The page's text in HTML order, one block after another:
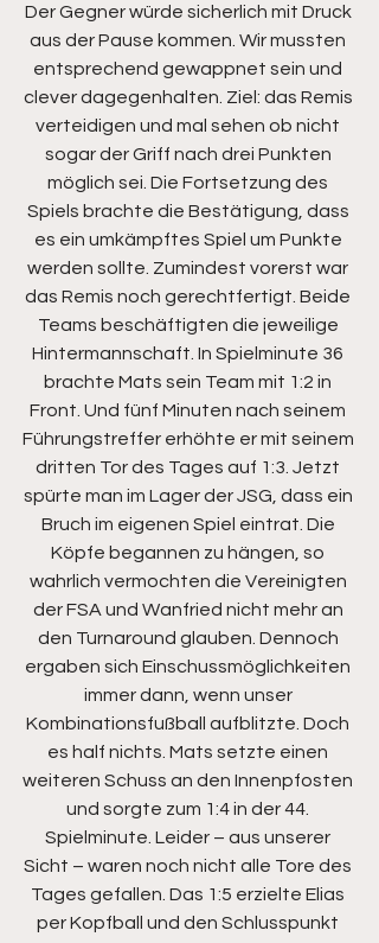
Der Gegner würde sicherlich mit Druck
aus der Pause kommen. Wir mussten
entsprechend gewappnet sein und
clever dagegenhalten. Ziel: das Remis
verteidigen und mal sehen ob nicht
sogar der Griff nach drei Punkten
möglich sei. Die Fortsetzung des
Spiels brachte die Bestätigung, dass
es ein umkämpftes Spiel um Punkte
werden sollte. Zumindest vorerst war
das Remis noch gerechtfertigt. Beide
Teams beschäftigten die jeweilige
Hintermannschaft. In Spielminute 36
brachte Mats sein Team mit 1:2 in
Front. Und fünf Minuten nach seinem
Führungstreffer erhöhte er mit seinem
dritten Tor des Tages auf 1:3. Jetzt
spürte man im Lager der JSG, dass ein
Bruch im eigenen Spiel eintrat. Die
Köpfe begannen zu hängen, so
wahrlich vermochten die Vereinigten
der FSA und Wanfried nicht mehr an
den Turnaround glauben. Dennoch
ergaben sich Einschussmöglichkeiten
immer dann, wenn unser
Kombinationsfußball aufblitzte. Doch
es half nichts. Mats setzte einen
weiteren Schuss an den Innenpfosten
und sorgte zum 1:4 in der 44.
Spielminute. Leider – aus unserer
Sicht – waren noch nicht alle Tore des
Tages gefallen. Das 1:5 erzielte Elias
per Kopfball und den Schlusspunkt